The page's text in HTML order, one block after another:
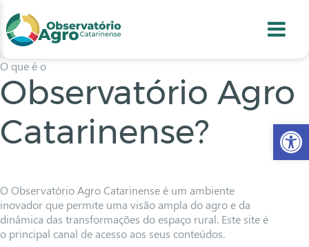
2
3
4
O que é o
Observatório Agro
Catarinense?
O Observatório Agro Catarinense é um ambiente
inovador que permite uma visão ampla do agro e da
dinâmica das transformações do espaço rural. Este site é
o principal canal de acesso aos seus conteúdos.